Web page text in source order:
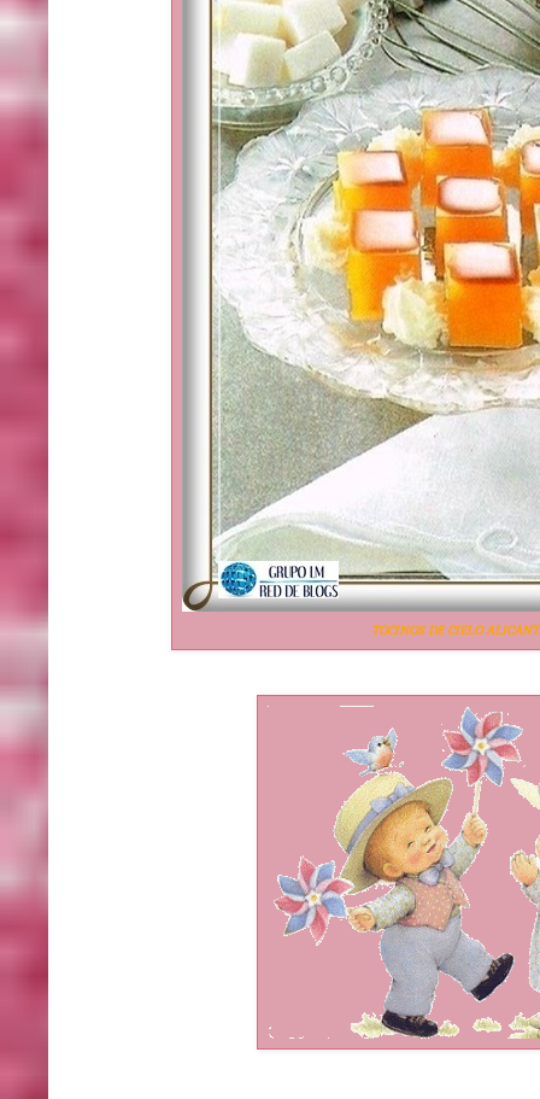
TOCINOS DE CIELO